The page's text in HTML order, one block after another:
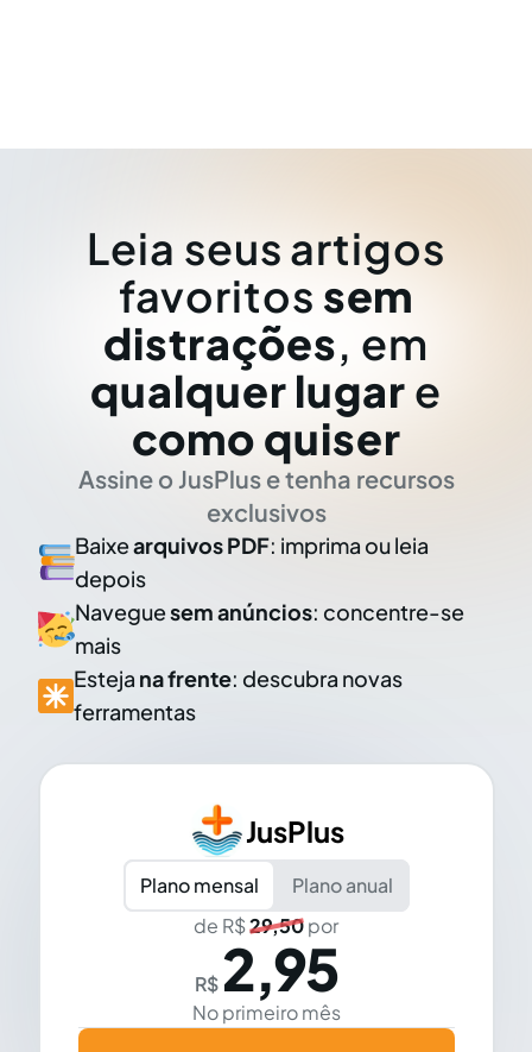
Leia seus artigos
favoritos sem
distrações, em
qualquer lugar e
como quiser
Assine o JusPlus e tenha recursos
exclusivos
Baixearquivos PDF: imprima ou leia
depois
Naveguesem anúncios: concentre-se
mais
Esteja na frente: descubra novas
ferramentas
JusPlus
Plano mensal
Plano anual
de R$29,50por
R$ 2,95
No primeiro mês